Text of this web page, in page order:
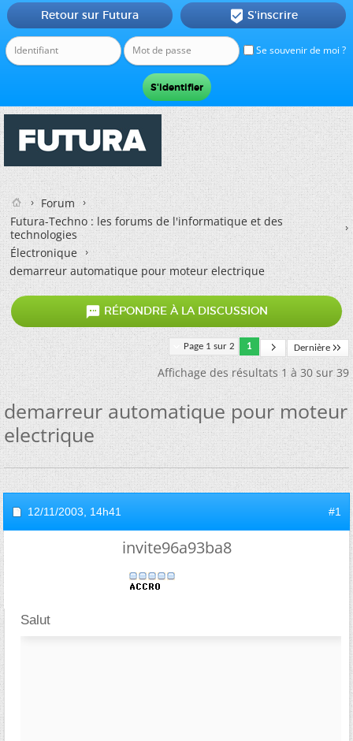
Se souvenir de moi ?
Retour sur Futura  S'inscrire
Forum
Futura-Techno : les forums de l'informatique et des
technologies
Électronique
demarreur automatique pour moteur electrique
 RÉPONDRE À LA DISCUSSION
Page 1 sur 2 1 Dernière
Affichage des résultats 1 à 30 sur 39
demarreur automatique pour moteur
electrique
12/11/2003, 14h41 #1
invite96a93ba8
Salut